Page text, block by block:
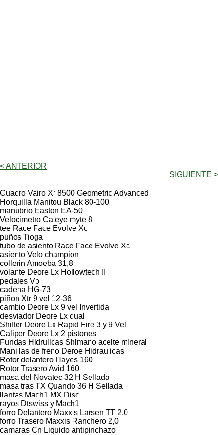
< ANTERIOR
SIGUIENTE >
Cuadro Vairo Xr 8500 Geometric Advanced
Horquilla Manitou Black 80-100
manubrio Easton EA-50
Velocimetro Cateye myte 8
tee Race Face Evolve Xc
puños Tioga
tubo de asiento Race Face Evolve Xc
asiento Velo champion
collerin Amoeba 31,8
volante Deore Lx Hollowtech II
pedales Vp
cadena HG-73
piñon Xtr 9 vel 12-36
cambio Deore Lx 9 vel Invertida
desviador Deore Lx dual
Shifter Deore Lx Rapid Fire 3 y 9 Vel
Caliper Deore Lx 2 pistones
Fundas Hidrulicas Shimano aceite mineral
Manillas de freno Deroe Hidraulicas
Rotor delantero Hayes 160
Rotor Trasero Avid 160
masa del Novatec 32 H Sellada
masa tras TX Quando 36 H Sellada
llantas Mach1 MX Disc
rayos Dtswiss y Mach1
forro Delantero Maxxis Larsen TT 2,0
forro Trasero Maxxis Ranchero 2,0
camaras Cn Liquido antipinchazo